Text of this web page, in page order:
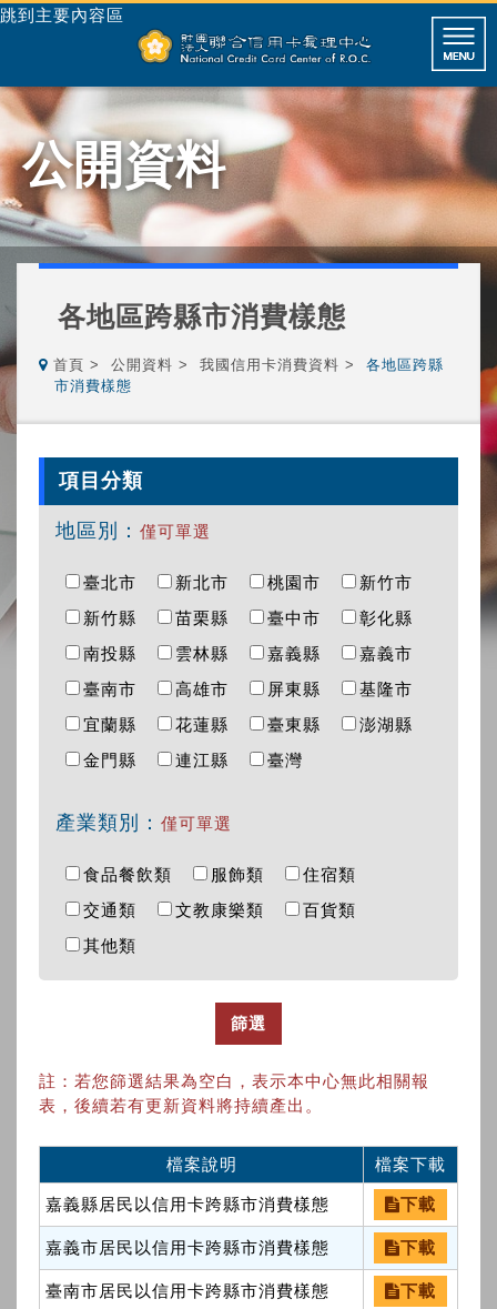
跳到主要內容區
公開資料
各地區跨縣市消費樣態
首頁 公開資料 我國信用卡消費資料
各地區跨縣
市消費樣態
項目分類
地區別： 僅可單選
臺北市 新北市 桃園市
新竹市
新竹縣
苗栗縣 臺中市
彰化縣
南投縣
雲林縣 嘉義縣
嘉義市
臺南市
高雄市 屏東縣
基隆市
宜蘭縣
花蓮縣 臺東縣
澎湖縣
金門縣
連江縣 臺灣
產業類別： 僅可單選
食品餐飲類 服飾類
住宿類
交通類
文教康樂類
百貨類
其他類
篩選
註：若您篩選結果為空白，表示本中心無此相關報
表，後續若有更新資料將持續產出。
檔案說明 檔案下載
嘉義縣居民以信用卡跨縣市消費樣態 下載
嘉義市居民以信用卡跨縣市消費樣態 下載
臺南市居民以信用卡跨縣市消費樣態 下載